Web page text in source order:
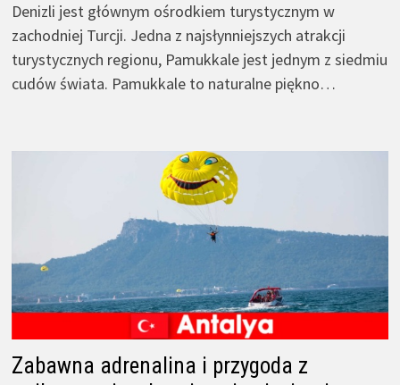
Denizli jest głównym ośrodkiem turystycznym w
zachodniej Turcji. Jedna z najsłynniejszych atrakcji
turystycznych regionu, Pamukkale jest jednym z siedmiu
cudów świata. Pamukkale to naturalne piękno…
Zabawna adrenalina i przygoda z